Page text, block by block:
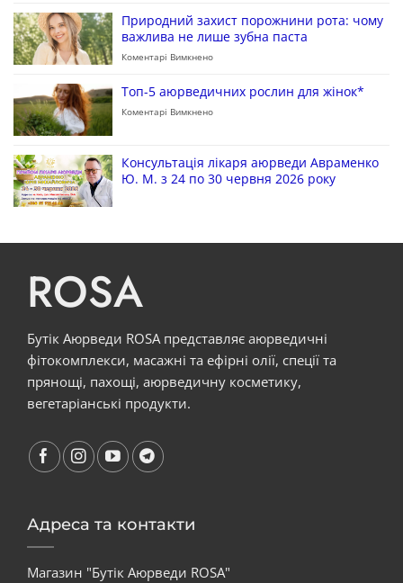
Природний захист порожнини рота: чому
важлива не лише зубна паста
Коментарі Вимкнено
Топ-5 аюрведичних рослин для жінок*
Коментарі Вимкнено
Консультація лікаря аюрведи Авраменко
Ю. М. з 24 по 30 червня 2026 року
ROSA
Бутік Аюрведи ROSA представляє аюрведичні
фітокомплекси, масажні та ефірні олії, спеції та
прянощі, пахощі, аюрведичну косметику,
вегетаріанські продукти.
Адреса та контакти
Магазин "Бутік Аюрведи ROSA"